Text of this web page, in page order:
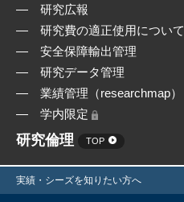
研究広報
研究費の適正使用について
安全保障輸出管理
研究データ管理
業績管理（researchmap）
学内限定
研究倫理 TOP
実績・シーズを知りたい方へ